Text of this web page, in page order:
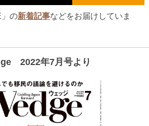
の新着記事などをお届けしていま
2022年7月号より